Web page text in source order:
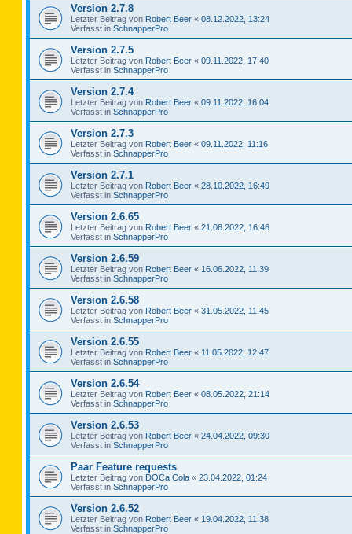
Version 2.7.8
Letzter Beitrag von Robert Beer « 08.12.2022, 13:24
Verfasst in SchnapperPro
Version 2.7.5
Letzter Beitrag von Robert Beer « 09.11.2022, 17:40
Verfasst in SchnapperPro
Version 2.7.4
Letzter Beitrag von Robert Beer « 09.11.2022, 16:04
Verfasst in SchnapperPro
Version 2.7.3
Letzter Beitrag von Robert Beer « 09.11.2022, 11:16
Verfasst in SchnapperPro
Version 2.7.1
Letzter Beitrag von Robert Beer « 28.10.2022, 16:49
Verfasst in SchnapperPro
Version 2.6.65
Letzter Beitrag von Robert Beer « 21.08.2022, 16:46
Verfasst in SchnapperPro
Version 2.6.59
Letzter Beitrag von Robert Beer « 16.06.2022, 11:39
Verfasst in SchnapperPro
Version 2.6.58
Letzter Beitrag von Robert Beer « 31.05.2022, 11:45
Verfasst in SchnapperPro
Version 2.6.55
Letzter Beitrag von Robert Beer « 11.05.2022, 12:47
Verfasst in SchnapperPro
Version 2.6.54
Letzter Beitrag von Robert Beer « 08.05.2022, 21:14
Verfasst in SchnapperPro
Version 2.6.53
Letzter Beitrag von Robert Beer « 24.04.2022, 09:30
Verfasst in SchnapperPro
Paar Feature requests
Letzter Beitrag von DOCa Cola « 23.04.2022, 01:24
Verfasst in SchnapperPro
Version 2.6.52
Letzter Beitrag von Robert Beer « 19.04.2022, 11:38
Verfasst in SchnapperPro